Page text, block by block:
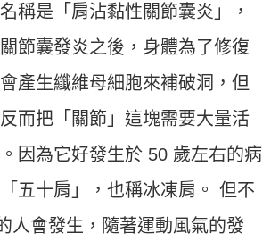
稱是「肩沾黏性關節囊炎」，
節囊發炎之後，身體為了修復
產生纖維母細胞來補破洞，但
而把「關節」這塊需要大量活
因為它好發生於 50 歲左右的病
五十肩」，也稱冰凍肩。 但不
人會發生，隨著運動風氣的發